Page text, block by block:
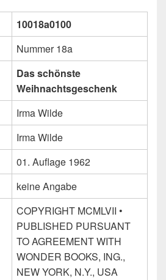
10018a0100
Nummer 18a
Das schönste
Weihnachtsgeschenk
Irma Wilde
Irma Wilde
01. Auflage 1962
keine Angabe
COPYRIGHT MCMLVII •
PUBLISHED PURSUANT
TO AGREEMENT WITH
WONDER BOOKS, ING.,
NEW YORK, N.Y., USA